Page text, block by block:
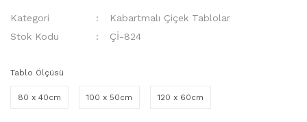
Kategori
Kabartmalı Çiçek Tablolar
Stok Kodu
Çİ-824
Tablo Ölçüsü
80 x 40cm 100 x 50cm 120 x 60cm